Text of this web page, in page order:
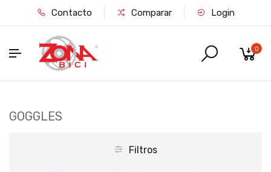
Contacto Comparar Login
0
GOGGLES
Filtros